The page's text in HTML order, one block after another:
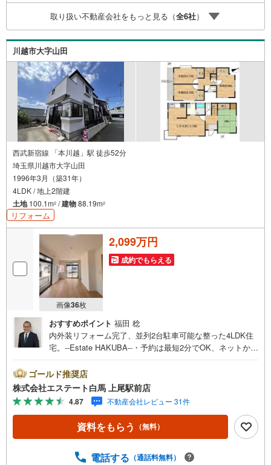
る不動産情報を豊富に取り揃えております。またリフォー
ムの相談も承ります◇インターネット予約で当日現地見学
が可能です（1）［室内・現地を見学する］をクリック
（2）本日～4日以内をご希望の方は「ご要望・ご質問欄」
に希望日時をご記入ください！
取り扱い不動産会社をもっと見る（全6社）
川越市大字山田
西武新宿線 「本川越」駅 徒歩52分
埼玉県川越市大字山田
1996年3月（築31年）
4LDK / 地上2階建
土地100.1m2 /建物88.19m2
リフォーム
画像36枚
2,099万円
成約でもらえる
おすすめポイント 福田 稔
内外装リフォーム完了、並列2台駐車可能な整った4LDK住
宅。--Estate HAKUBA--・予約は最短2分でOK、ネットから
敷地配置・南向きバルコニーで心地よい採光を確保・全居
室収納付きで室内をすっきり整理・システムキッチン3口コ
ンロで調理効率向上・浴室乾燥機付きで雨の日の洗濯にも
対応【リフォーム内容（2026年5月完了）】キッチン・ユ
ニットバス・トイレ・洗面台交換外壁屋根塗装、クロス張
替え、床材施工給湯器交換、防蟻工事、ハウスクリーニン
を無料付保します◇無料駐車場完備のお店です◇店内に大
ゴールド推奨店
株式会社エステート白馬 上尾駅前店
4.87 不動産会社レビュー 31件
資料をもらう （無料）
電話する （通話料無料）